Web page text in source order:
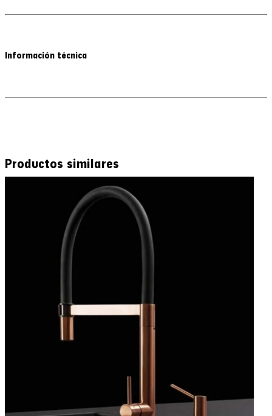
Información técnica
Productos similares